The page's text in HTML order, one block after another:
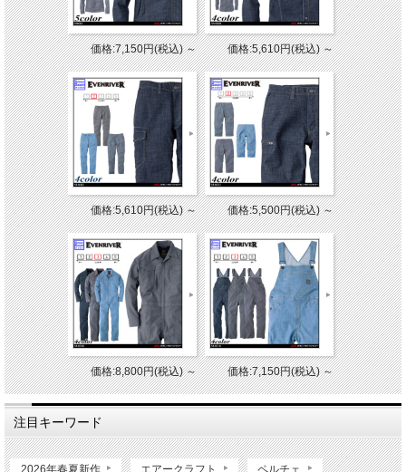
価格:7,150円(税込)～ 価格:5,610円(税込)～
価格:5,610円(税込)～ 価格:5,500円(税込)～
価格:8,800円(税込)～ 価格:7,150円(税込)～
注目キーワード
2026年春夏新作 エアークラフト ペルチェ